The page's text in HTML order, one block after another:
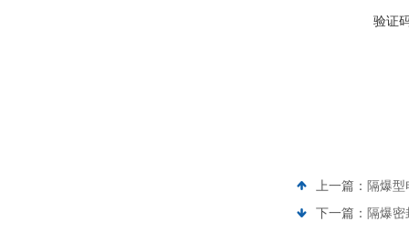
验证
上一篇： 隔爆
下一篇： 隔爆